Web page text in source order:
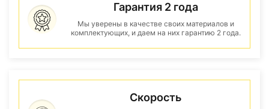
Гарантия 2 года
Мы уверены в качестве своих материалов и
комплектующих, и даем на них гарантию 2 года.
Скорость